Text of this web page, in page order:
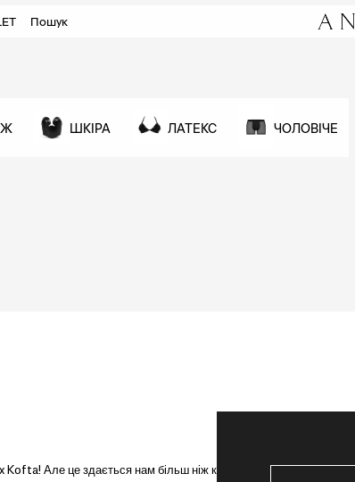
Пошук
ШКІРА ЛАТЕКС ЧОЛОВІЧЕ
Kofta! Але це здається нам більш ніж колекцією. Запрошуємо